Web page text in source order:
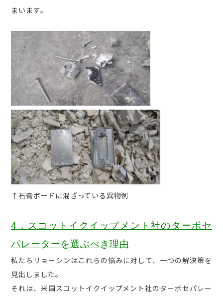
まいます。
↑石膏ボードに混ざっている異物例
4．スコットイクイップメント社のターボセ
パレーターを選ぶべき理由
私たちリョーシンはこれらの悩みに対して、一つの解決策を
見出しました。
それは、米国スコットイクイップメント社のターボセパレー